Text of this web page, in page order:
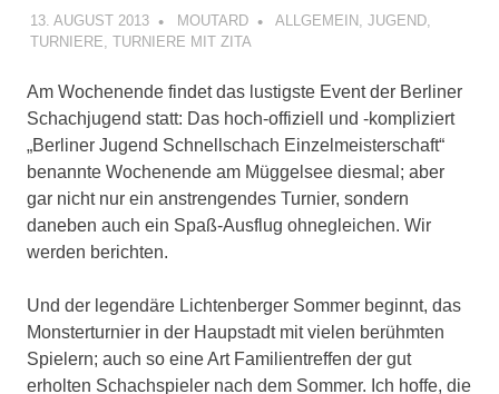
13. AUGUST 2013 MOUTARD ALLGEMEIN, JUGEND,
TURNIERE TURNIERE MIT ZITA
Am Wochenende findet das lustigste Event der Berliner
Schachjugend statt: Das hoch-offiziell und -kompliziert
„Berliner Jugend Schnellschach Einzelmeisterschaft“
benannte Wochenende am Müggelsee diesmal; aber
gar nicht nur ein anstrengendes Turnier, sondern
daneben auch ein Spaß-Ausflug ohnegleichen. Wir
werden berichten.
Und der legendäre Lichtenberger Sommer beginnt, das
Monsterturnier in der Haupstadt mit vielen berühmten
Spielern; auch so eine Art Familientreffen der gut
erholten Schachspieler nach dem Sommer. Ich hoffe, die